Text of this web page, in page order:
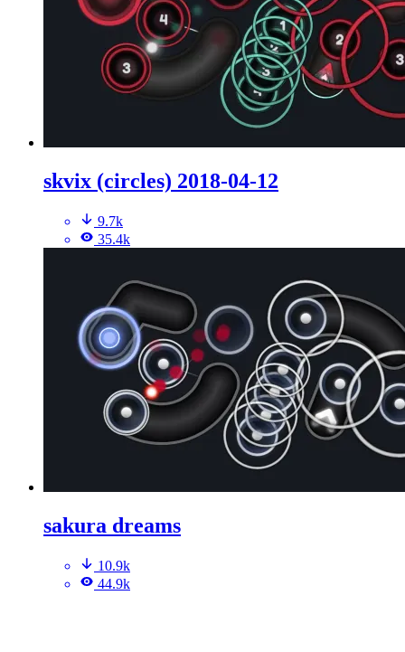
skvix (circles) 2018-04-12
9.7k
35.4k
sakura dreams
10.9k
44.9k